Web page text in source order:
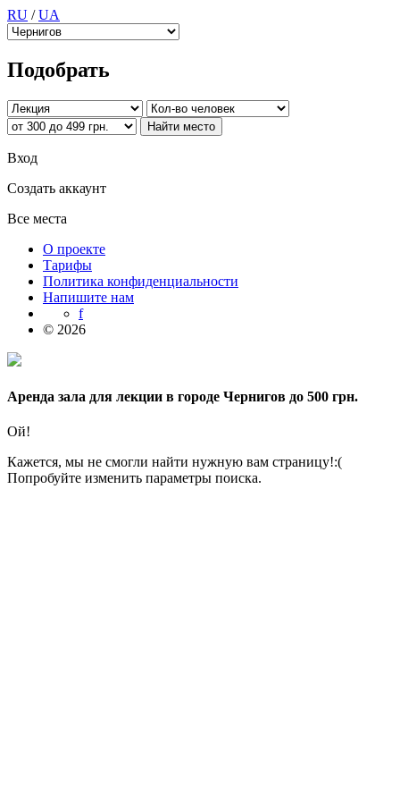
RU /UA
Подобрать
Вход
Создать аккаунт
Все места
О проекте
Тарифы
Политика конфиденциальности
Напишите нам
f
© 2026
Аренда зала для лекции в городе Чернигов до 500 грн.
Ой!
Кажется, мы не смогли найти нужную вам страницу!:(
Попробуйте изменить параметры поиска.